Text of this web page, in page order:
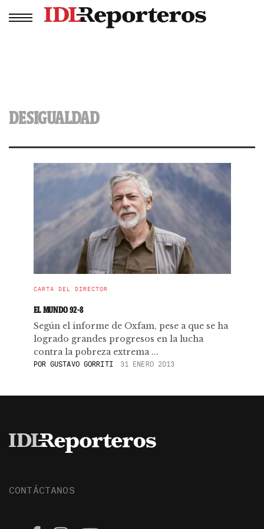
DESIGUALDAD
CARTA DEL DIRECTOR
EL MUNDO 92-8
Según el informe de Oxfam, pese a que se ha
logrado grandes progresos en la lucha
contra la pobreza extrema ...
POR GUSTAVO GORRITI 31 ENERO 2013
CONTÁCTANOS